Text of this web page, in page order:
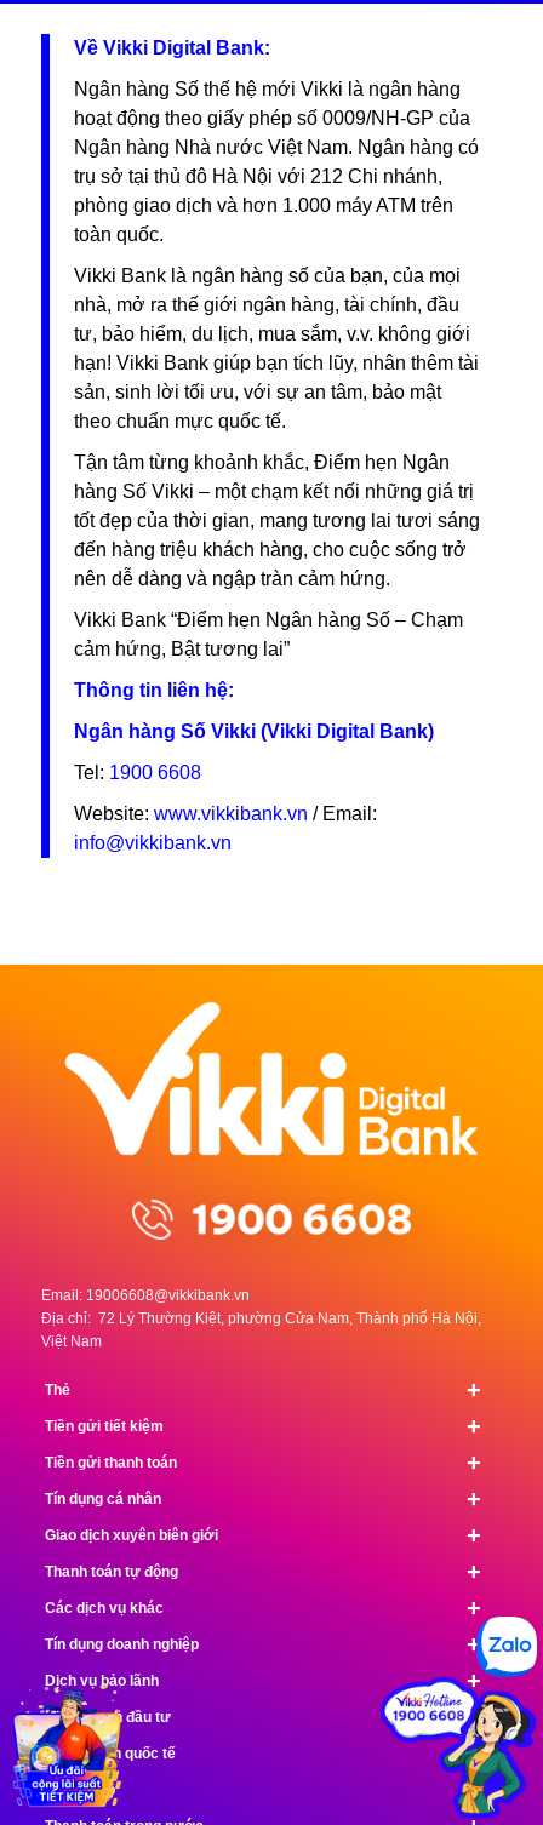
Về Vikki Digital Bank:
Ngân hàng Số thế hệ mới Vikki là ngân hàng
hoạt động theo giấy phép số 0009/NH-GP của
Ngân hàng Nhà nước Việt Nam. Ngân hàng có
trụ sở tại thủ đô Hà Nội với 212 Chi nhánh,
phòng giao dịch và hơn 1.000 máy ATM trên
toàn quốc.
Vikki Bank là ngân hàng số của bạn, của mọi
nhà, mở ra thế giới ngân hàng, tài chính, đầu
tư, bảo hiểm, du lịch, mua sắm, v.v. không giới
hạn! Vikki Bank giúp bạn tích lũy, nhân thêm tài
sản, sinh lời tối ưu, với sự an tâm, bảo mật
theo chuẩn mực quốc tế.
Tận tâm từng khoảnh khắc, Điểm hẹn Ngân
hàng Số Vikki – một chạm kết nối những giá trị
tốt đẹp của thời gian, mang tương lai tươi sáng
đến hàng triệu khách hàng, cho cuộc sống trở
nên dễ dàng và ngập tràn cảm hứng.
Vikki Bank “Điểm hẹn Ngân hàng Số – Chạm
cảm hứng, Bật tương lai”
Thông tin liên hệ:
Ngân hàng Số Vikki (Vikki Digital Bank)
Tel: 1900 6608
Website: www.vikkibank.vn / Email:
info@vikkibank.vn
Email: 19006608@vikkibank.vn
Địa chỉ: 72 Lý Thường Kiệt, phường Cửa Nam, Thành phố Hà Nội,
Việt Nam
+
Thẻ
+
Tiền gửi tiết kiệm
+
Tiền gửi thanh toán
+
Tín dụng cá nhân
+
Giao dịch xuyên biên giới
+
Thanh toán tự động
+
Các dịch vụ khác
+
Tín dụng doanh nghiệp
+
Dịch vụ bảo lãnh
+
Kinh doanh đầu tư
+
Thanh toán quốc tế
+
Thu chi hộ